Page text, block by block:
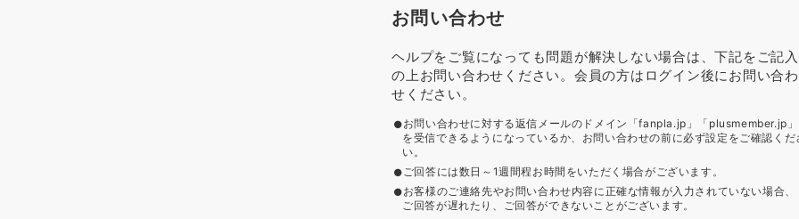
お問い合わせ
ヘルプをご覧になっても問題が解決しない場合は、下記をご記入
の上お問い合わせください。会員の方はログイン後にお問い合わ
せください。
お問い合わせに対する返信メールのドメイン「fanpla.jp」「plusmember.jp」
を受信できるようになっているか、お問い合わせの前に必ず設定をご確認くだ
い。
ご回答には数日～1週間程お時間をいただく場合がございます。
お客様のご連絡先やお問い合わせ内容に正確な情報が入力されていない場合、
ご回答が遅れたり、ご回答ができないことがございます。